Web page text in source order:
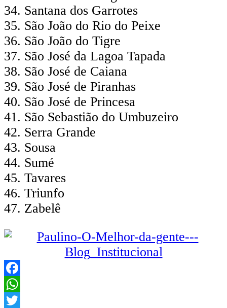
Santana dos Garrotes
São João do Rio do Peixe
São João do Tigre
São José da Lagoa Tapada
São José de Caiana
São José de Piranhas
São José de Princesa
São Sebastião do Umbuzeiro
Serra Grande
Sousa
Sumé
Tavares
Triunfo
Zabelê
Facebook
WhatsApp